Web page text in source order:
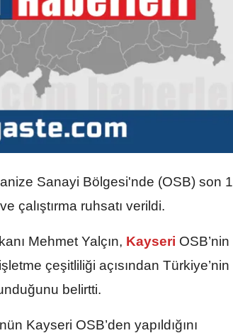
Sanayi Bölgesi'nde (OSB) son 1
çalıştırma ruhsatı verildi.
Mehmet Yalçın, Kayseri OSB’nin
çeşitliliği açısından Türkiye’nin
belirtti.
Kayseri OSB’den yapıldığını